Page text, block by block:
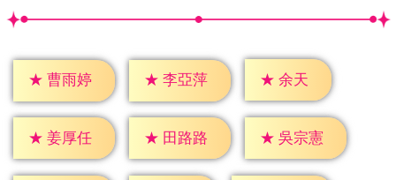
★ 曹雨婷 ★ 李亞萍 ★ 余天
★ 姜厚任 ★ 田路路 ★ 吳宗憲